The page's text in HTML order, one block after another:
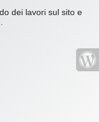
dei lavori sul sito e